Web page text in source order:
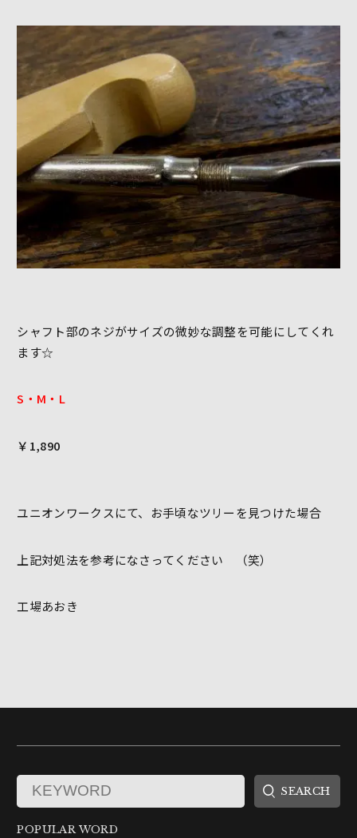
シャフト部のネジがサイズの微妙な調整を可能にしてくれ
ます☆
S・M・L
￥1,890
ユニオンワークスにて、お手頃なツリーを見つけた場合
上記対処法を参考になさってください （笑）
工場あおき
POPULAR WORD